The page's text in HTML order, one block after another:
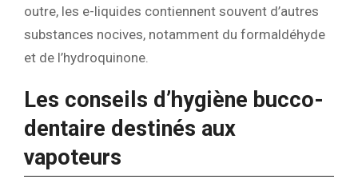
outre, les e-liquides contiennent souvent d’autres
substances nocives, notamment du formaldéhyde
et de l’hydroquinone.
Les conseils d’hygiène bucco-
dentaire destinés aux
vapoteurs